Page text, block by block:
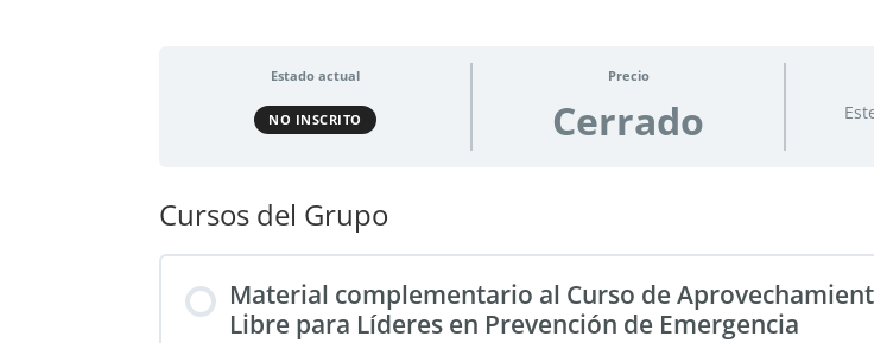
Estado actual
NO INSCRITO
Precio
Cerrado
Cursos del Grupo
Material complementario al Curso de
Libre para Líderes en Prevención de Emergencia